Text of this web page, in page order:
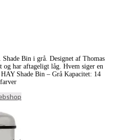
Bin i grå. Designet af Thomas
har aftageligt låg. Hvem siger en
Shade Bin – Grå Kapacitet: 14